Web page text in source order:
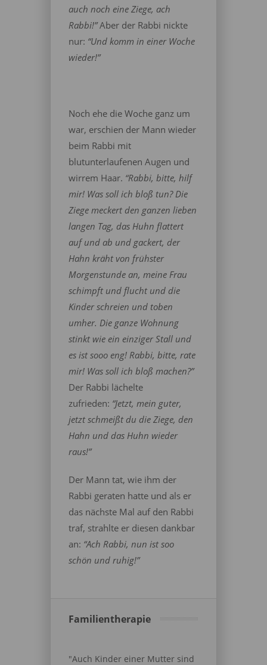
auch noch eine Ziege, ach
Rabbi!”Aber der Rabbi nickte
nur: “Und komm in einer Woche
wieder!”
Noch ehe die Woche ganz um
war, erschien der Mann wieder
beim Rabbi mit
blutunterlaufenen Augen und
wirrem Haar. “Rabbi, bitte, hilf
mir! Was soll ich bloß tun? Die
Ziege meckert den ganzen lieben
langen Tag, das Huhn flattert
auf und ab und gackert, der
Hahn kräht von frühster
Morgenstunde an, meine Frau
schimpft und flucht und die
Kinder schreien und toben
umher. Die ganze Wohnung
stinkt wie ein einziger Stall und
es ist sooo eng! Rabbi, bitte, rate
mir! Was soll ich bloß machen?”
Der Rabbi lächelte
zufrieden: “Jetzt, mein guter,
jetzt schmeißt du die Ziege, den
Hahn und das Huhn wieder
raus!”
Der Mann tat, wie ihm der
Rabbi geraten hatte und als er
das nächste Mal auf den Rabbi
traf, strahlte er diesen dankbar
an: “Ach Rabbi, nun ist soo
schön und ruhig!”
Familientherapie
"Auch Kinder einer Mutter sind